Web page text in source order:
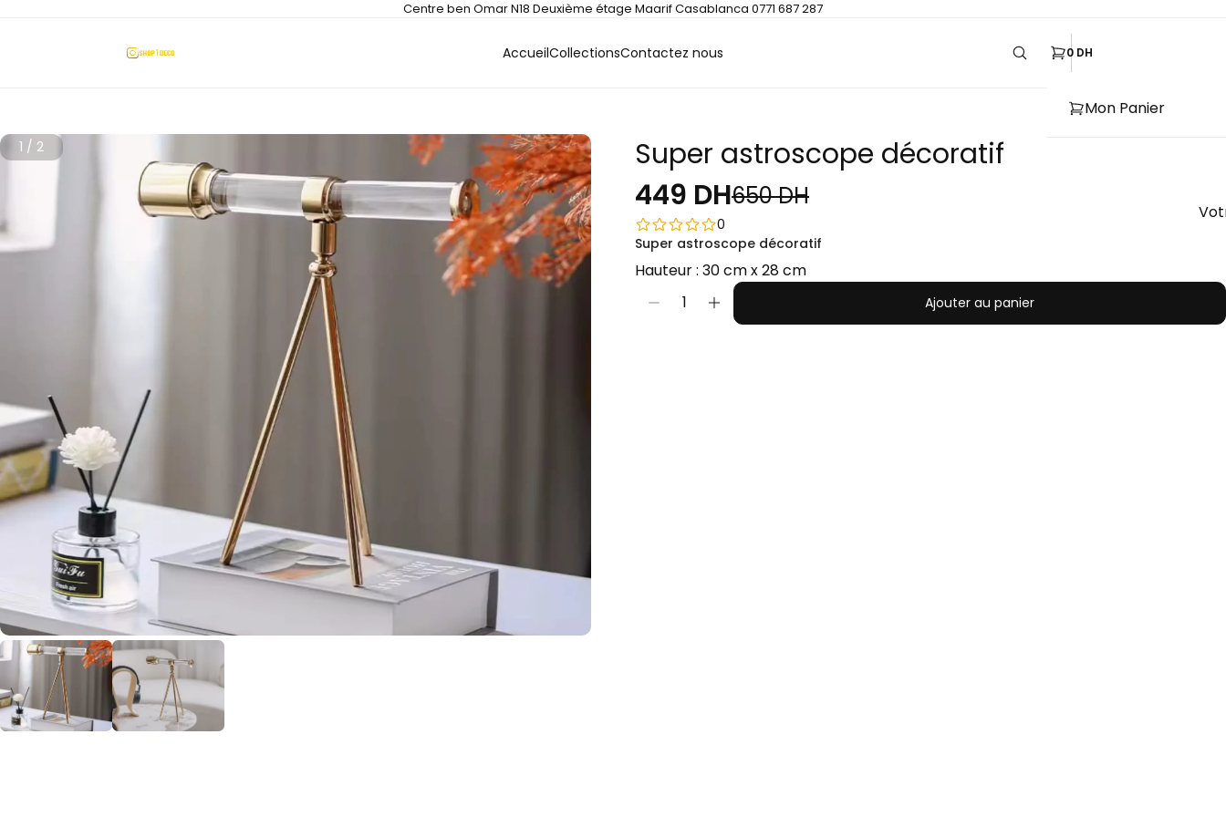
Centre ben Omar N18 Deuxième étage Maarif Casablanca 0771 687 287
AccueilCollectionsContactez nous 0 DH
Mon Panier
1 / 2
Super astroscope décoratif
449 DH650 DH
0
Super astroscope décoratif
Hauteur : 30 cm x 28 cm
1